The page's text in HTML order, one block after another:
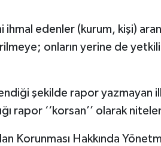
ihmal edenler (kurum, kişi)
onların yerine de yetkili
şekilde rapor yazmayan
rapor ‘‘korsan’’ olarak
Korunması Hakkında